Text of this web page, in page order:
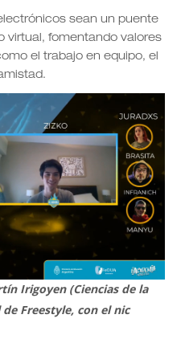
sean un puente
virtual, fomentando valores
el trabajo en equipo, el
Irigoyen (Ciencias de la
Freestyle, con el nic